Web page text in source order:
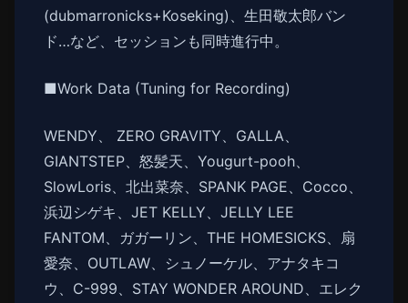
(dubmarronicks+Koseking)、生田敬太郎バン
ド…など、セッションも同時進行中。
■Work Data (Tuning for Recording)
WENDY、 ZERO GRAVITY、GALLA、
GIANTSTEP、怒髪天、Yougurt-pooh、
SlowLoris、北出菜奈、SPANK PAGE、Cocco、
浜辺シゲキ、JET KELLY、JELLY LEE
FANTOM、ガガーリン、THE HOMESICKS、扇
愛奈、OUTLAW、シュノーケル、アナタキコ
ウ、C-999、STAY WONDER AROUND、エレク